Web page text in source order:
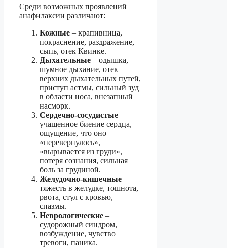
Среди возможных проявлений
анафилаксии различают:
Кожные – крапивница,
покраснение, раздражение,
сыпь, отек Квинке.
Дыхательные – одышка,
шумное дыхание, отек
верхних дыхательных путей,
приступ астмы, сильный зуд
в области носа, внезапный
насморк.
Сердечно-сосудистые –
учащенное биение сердца,
ощущение, что оно
«перевернулось»,
«вырывается из груди»,
потеря сознания, сильная
боль за грудиной.
Желудочно-кишечные –
тяжесть в желудке, тошнота,
рвота, стул с кровью,
спазмы.
Неврологические –
судорожный синдром,
возбуждение, чувство
тревоги, паника.